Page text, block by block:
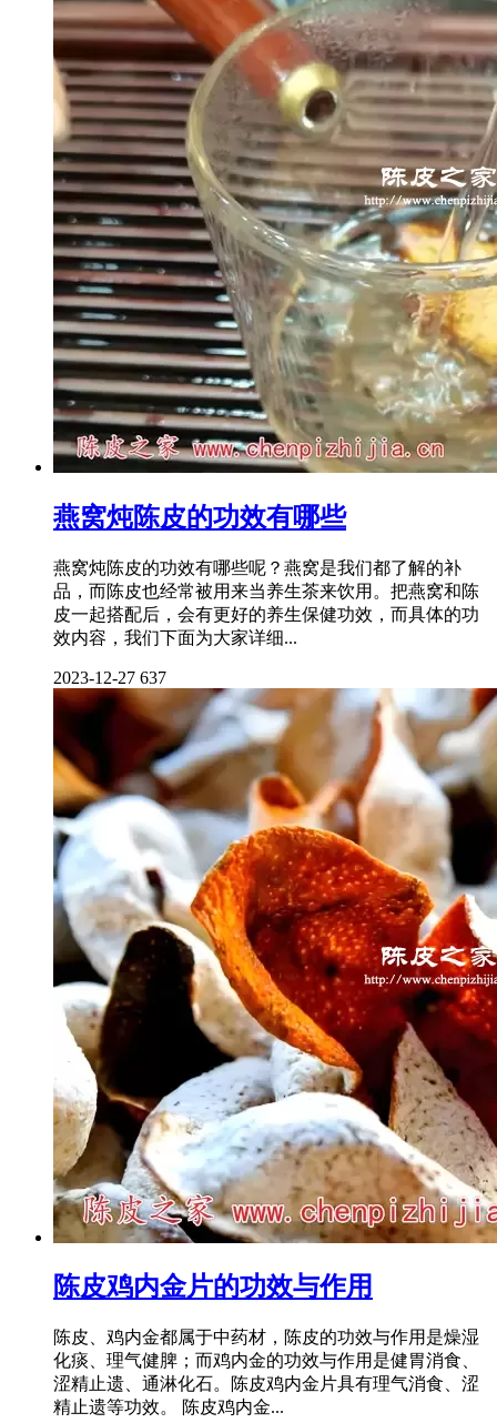
燕窝炖陈皮的功效有哪些
燕窝炖陈皮的功效有哪些呢？燕窝是我们都了解的补
品，而陈皮也经常被用来当养生茶来饮用。把燕窝和陈
皮一起搭配后，会有更好的养生保健功效，而具体的功
效内容，我们下面为大家详细...
2023-12-27 637
陈皮鸡内金片的功效与作用
陈皮、鸡内金都属于中药材，陈皮的功效与作用是燥湿
化痰、理气健脾；而鸡内金的功效与作用是健胃消食、
涩精止遗、通淋化石。陈皮鸡内金片具有理气消食、涩
精止遗等功效。 陈皮鸡内金...